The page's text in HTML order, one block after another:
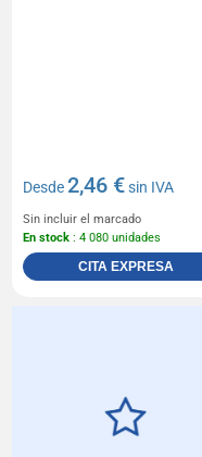
Desde2,46 €sin IVA
Sin incluir el marcado
En stock : 4 080 unidades
CITA EXPRESA